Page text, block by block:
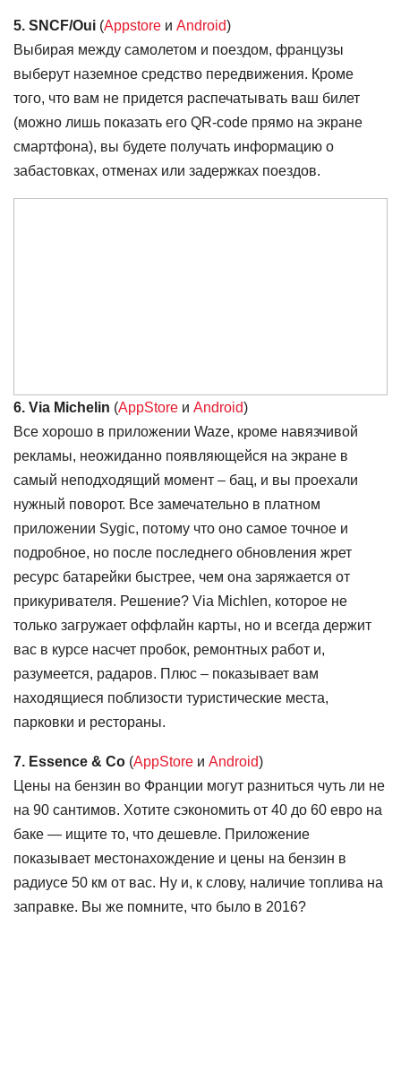
5. SNCF/Oui (Appstore и Android)
Выбирая между самолетом и поездом, французы
выберут наземное средство передвижения. Кроме
того, что вам не придется распечатывать ваш билет
(можно лишь показать его QR-code прямо на экране
смартфона), вы будете получать информацию о
забастовках, отменах или задержках поездов.
6. Via Michelin (AppStore и Android)
Все хорошо в приложении Waze, кроме навязчивой
рекламы, неожиданно появляющейся на экране в
самый неподходящий момент – бац, и вы проехали
нужный поворот. Все замечательно в платном
приложении Sygic, потому что оно самое точное и
подробное, но после последнего обновления жрет
ресурс батарейки быстрее, чем она заряжается от
прикуривателя. Решение? Via Michlen, которое не
только загружает оффлайн карты, но и всегда держит
вас в курсе насчет пробок, ремонтных работ и,
разумеется, радаров. Плюс – показывает вам
находящиеся поблизости туристические места,
парковки и рестораны.
7. Essence & Co (AppStore и Android)
Цены на бензин во Франции могут разниться чуть ли не
на 90 сантимов. Хотите сэкономить от 40 до 60 евро на
баке — ищите то, что дешевле. Приложение
показывает местонахождение и цены на бензин в
радиусе 50 км от вас. Ну и, к слову, наличие топлива на
заправке. Вы же помните, что было в 2016?